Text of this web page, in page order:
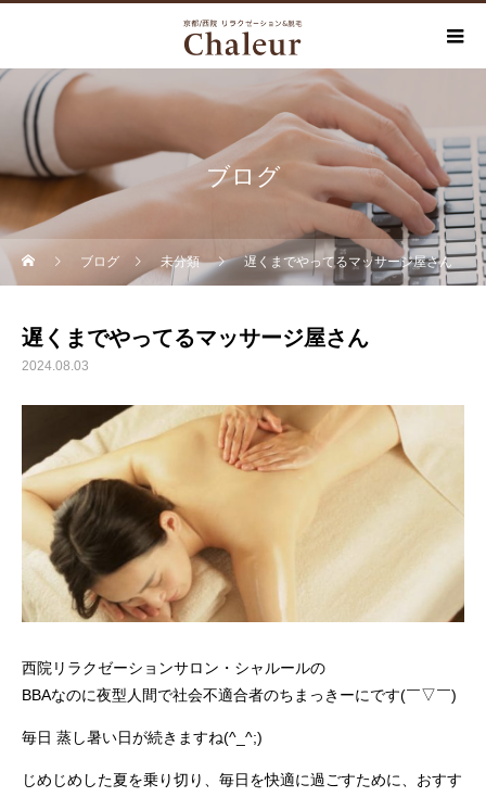
ブログ
ブログ 未分類 遅くまでやってるマッサージ屋さん
遅くまでやってるマッサージ屋さん
2024.08.03
西院リラクゼーションサロン・シャルールの
BBAなのに夜型人間で社会不適合者のちまっきーにです(￣▽￣)
毎日 蒸し暑い日が続きますね(^_^;)
じめじめした夏を乗り切り、毎日を快適に過ごすために、おすす